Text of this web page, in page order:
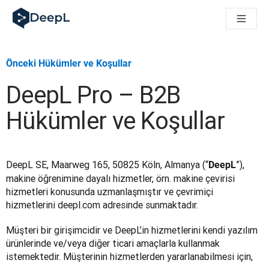
AI ajanları için DeepL
DeepL Translation Flow: Önemli kullanım senaryoları ve
Translation Flow’u Keşfedin: Çeviri iş akışlarını baştan
DeepL için Çeviri Kalite Değerlendirmesini Nasıl Geliştiriyoruz
Yüksek kaliteli metin çevirisinden gerçek zamanlı ses
Building an instantly accessible voice demo with DeepL
Önceki Hükümler ve Koşullar
DeepL Pro – B2B
Hükümler ve Koşullar
DeepL SE, Maarweg 165, 50825 Köln, Almanya (“DeepL”),
makine öğrenimine dayalı hizmetler, örn. makine çevirisi
hizmetleri konusunda uzmanlaşmıştır ve çevrimiçi
hizmetlerini deepl.com adresinde sunmaktadır.
Müşteri bir girişimcidir ve DeepL’in hizmetlerini kendi yazılım
ürünlerinde ve/veya diğer ticari amaçlarla kullanmak
istemektedir. Müşterinin hizmetlerden yararlanabilmesi için,